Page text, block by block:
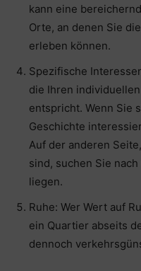
kann eine
Orte, an denen Sie
erleben können.
Spezifische
die Ihren
entspricht. Wenn Sie
Geschichte
Auf der anderen
sind, suchen Sie
liegen.
Ruhe: Wer Wert auf
ein Quartier abseits
dennoch